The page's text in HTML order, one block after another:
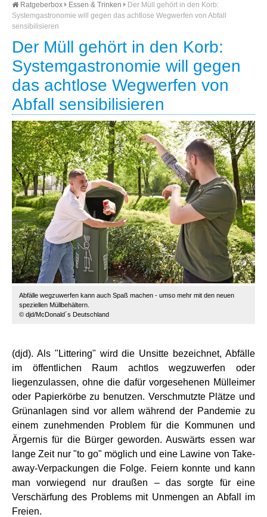
Ratgeberbox Essen & Trinken
Der Müll gehört in den Korb:
Systemgastronomie will gegen das achtlose Wegwerfen von Abfall
sensibilisieren
Der Müll gehört in den Korb:
Systemgastronomie will gegen
das achtlose Wegwerfen von
Abfall sensibilisieren
Abfälle wegzuwerfen kann auch Spaß machen - umso mehr mit den neuen
speziellen Müllbehältern.
© djd/McDonald´s Deutschland
(djd). Als "Littering" wird die Unsitte bezeichnet, Abfälle
im öffentlichen Raum achtlos wegzuwerfen oder
liegenzulassen, ohne die dafür vorgesehenen Mülleimer
oder Papierkörbe zu benutzen. Verschmutzte Plätze und
Grünanlagen sind vor allem während der Pandemie zu
einem zunehmenden Problem für die Kommunen und
Ärgernis für die Bürger geworden. Auswärts essen war
lange Zeit nur "to go" möglich und eine Lawine von Take-
away-Verpackungen die Folge. Feiern konnte und kann
man vorwiegend nur draußen – das sorgte für eine
Verschärfung des Problems mit Unmengen an Abfall im
Freien.